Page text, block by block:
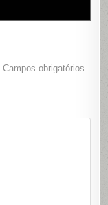
Campos obrigatórios